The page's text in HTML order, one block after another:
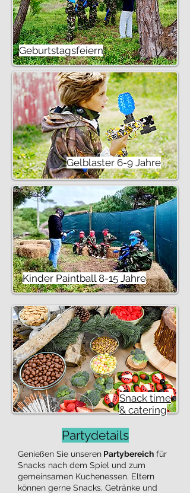
Geburtstagsfeiern
Gelblaster 6-9 Jahre
Kinder Paintball 8-15 Jahre
Snack time
& catering
Partydetails
Genießen Sie unseren Partybereich für
Snacks nach dem Spiel und zum
gemeinsamen Kuchenessen. Eltern
können gerne Snacks, Getränke und